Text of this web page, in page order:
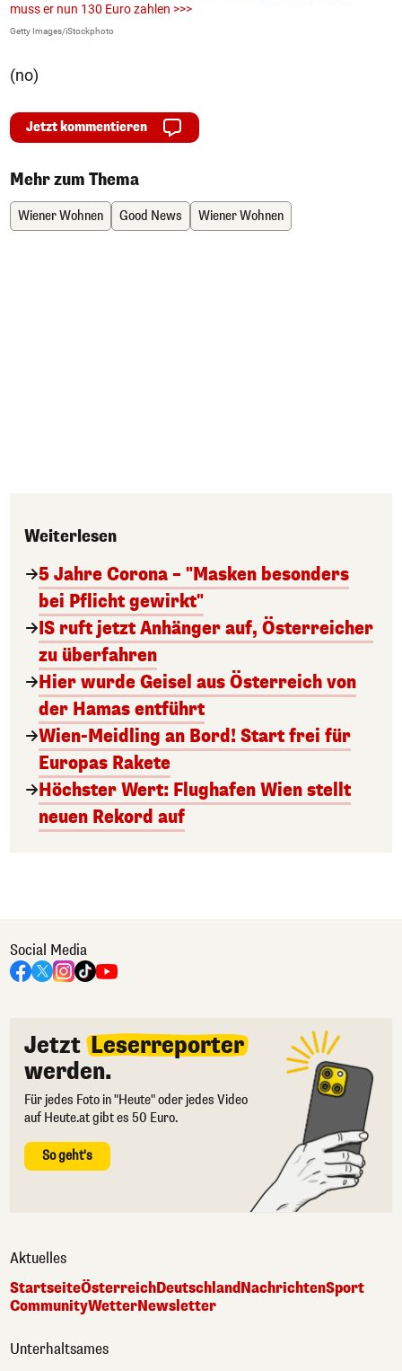
muss er nun 130 Euro zahlen >>>
Getty Images/iStockphoto
(no)
Jetzt kommentieren
Mehr zum Thema
Wiener Wohnen Good News Wiener Wohnen
Weiterlesen
5 Jahre Corona – "Masken besonders
bei Pflicht gewirkt"
IS ruft jetzt Anhänger auf, Österreicher
zu überfahren
Hier wurde Geisel aus Österreich von
der Hamas entführt
Wien-Meidling an Bord! Start frei für
Europas Rakete
Höchster Wert: Flughafen Wien stellt
neuen Rekord auf
Social Media
Jetzt Leserreporter
werden.
Für jedes Foto in "Heute" oder jedes Video
auf Heute.at gibt es 50 Euro.
So geht's
Aktuelles
StartseiteÖsterreichDeutschlandNachrichtenSport
CommunityWetterNewsletter
Unterhaltsames